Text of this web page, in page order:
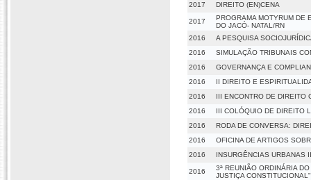
2017
DIREITO (EN)CENA
2017
PROGRAMA MOTYRUM DE
DO JACÓ- NATAL/RN
2016
A PESQUISA
2016
SIMULAÇÃO TRIBUNAIS
2016
GOVERNANÇA E
2016
II DIREITO E
2016
III ENCONTRO DE DIREITO
2016
III COLÓQUIO DE DIREITO
2016
RODA DE CONVERSA:
2016
OFICINA DE ARTIGOS
2016
INSURGÊNCIAS URBANAS
2016
3ª REUNIÃO ORDINÁRIA
JUSTIÇA CONSTITUCIONAL"